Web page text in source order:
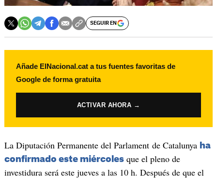
SEGUIR EN
Añade ElNacional.cat a tus fuentes favoritas de
Google de forma gratuita
ACTIVAR AHORA →
La Diputación Permanente del Parlament de Catalunya ha
confirmado este miércolesque el pleno de
investidura será este jueves a las 10 h. Después de que el